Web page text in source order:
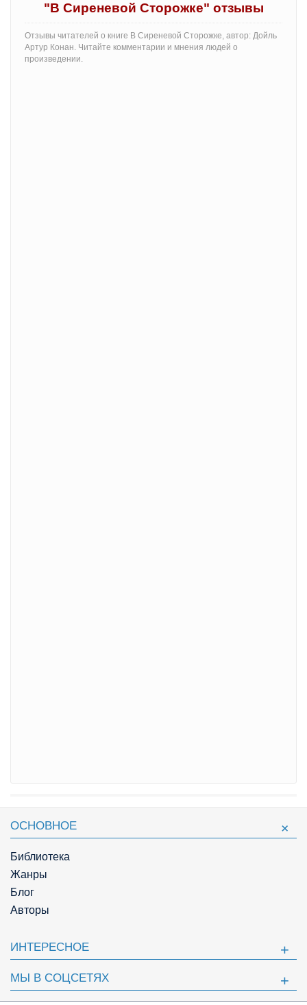
"В Сиреневой Сторожке" отзывы
Отзывы читателей о книге В Сиреневой Сторожке, автор: Дойль
Артур Конан. Читайте комментарии и мнения людей о
произведении.
ОСНОВНОЕ
Библиотека
Жанры
Блог
Авторы
ИНТЕРЕСНОЕ
МЫ В СОЦСЕТЯХ